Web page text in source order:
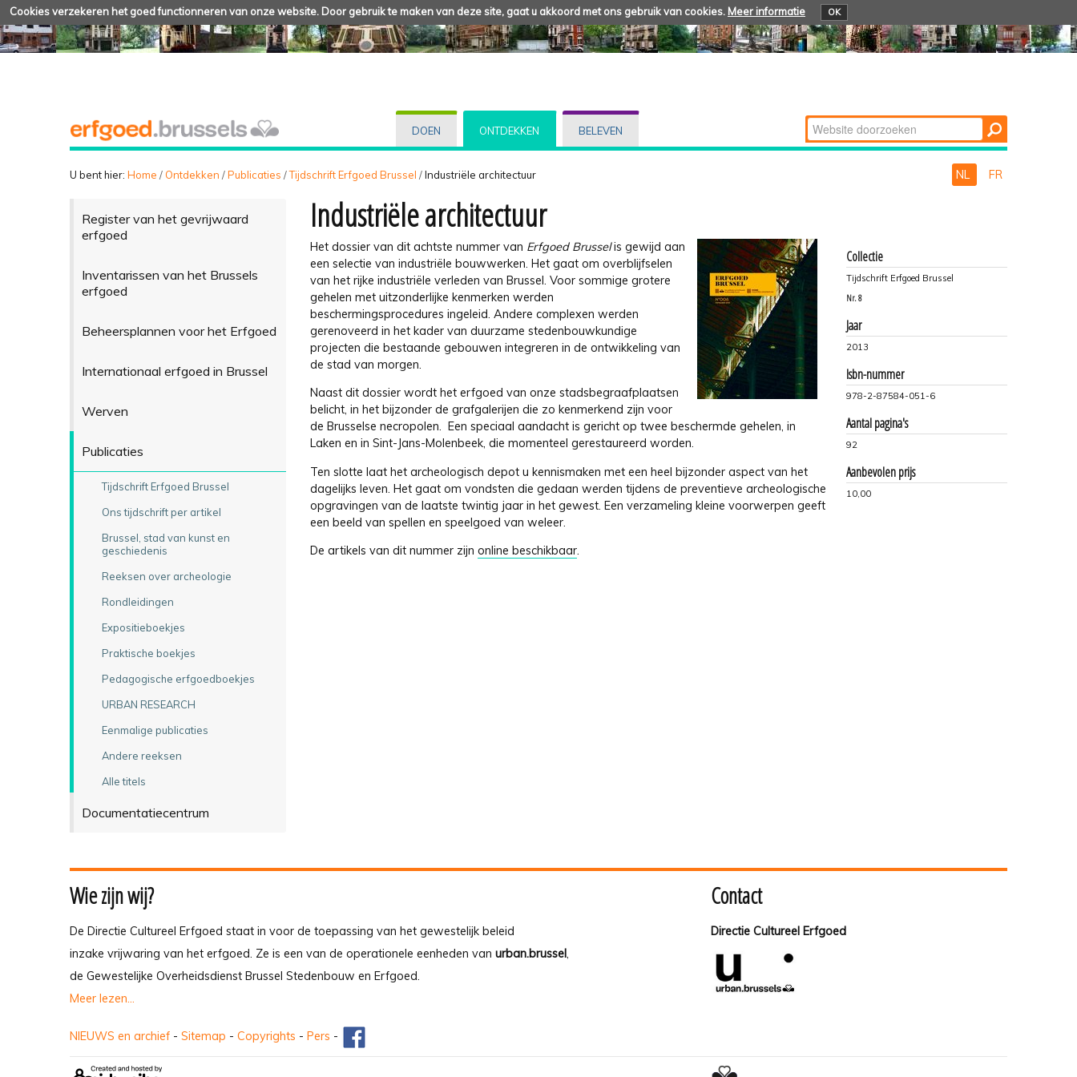
Cookies verzekeren het goed functionneren van onze website. Door gebruik te maken van deze site, gaat u akkoord met ons gebruik van cookies. Meer informatie OK
DOEN ONTDEKKEN BELEVEN Zoek
Geavanceerd
U bent hier: Home / Ontdekken /Publicaties /Tijdschrift Erfgoed Brussel /Industriële architectuur NL FR
Register van het gevrijwaard
erfgoed
Inventarissen van het Brussels
erfgoed
Beheersplannen voor het Erfgoed
Internationaal erfgoed in Brussel
Werven
Publicaties
Tijdschrift Erfgoed Brussel
Ons tijdschrift per artikel
Brussel, stad van kunst en
geschiedenis
Reeksen over archeologie
Rondleidingen
Expositieboekjes
Praktische boekjes
Pedagogische erfgoedboekjes
URBAN RESEARCH
Eenmalige publicaties
Andere reeksen
Alle titels
Documentatiecentrum
Industriële architectuur
Het dossier van dit achtste nummer van Erfgoed Brusselis gewijd aan
een selectie van industriële bouwwerken. Het gaat om overblijfselen
van het rijke industriële verleden van Brussel. Voor sommige grotere
gehelen met uitzonderlijke kenmerken werden
beschermingsprocedures ingeleid. Andere complexen werden
gerenoveerd in het kader van duurzame stedenbouwkundige
projecten die bestaande gebouwen integreren in de ontwikkeling van
de stad van morgen.
Naast dit dossier wordt het erfgoed van onze stadsbegraafplaatsen
belicht, in het bijzonder de grafgalerijen die zo kenmerkend zijn voor
de Brusselse necropolen. Een speciaal aandacht is gericht op twee beschermde gehelen, in
Laken en in Sint-Jans-Molenbeek, die momenteel gerestaureerd worden.
Ten slotte laat het archeologisch depot u kennismaken met een heel bijzonder aspect van het
dagelijks leven. Het gaat om vondsten die gedaan werden tijdens de preventieve archeologische
opgravingen van de laatste twintig jaar in het gewest. Een verzameling kleine voorwerpen geeft
een beeld van spellen en speelgoed van weleer.
De artikels van dit nummer zijn online beschikbaar.
Collectie
Tijdschrift Erfgoed Brussel
Nr. 8
Jaar
2013
Isbn-nummer
978-2-87584-051-6
Aantal pagina's
92
Aanbevolen prijs
10,00
Wie zijn wij?
De Directie Cultureel Erfgoed staat in voor de toepassing van het gewestelijk beleid
inzake vrijwaring van het erfgoed. Ze is een van de operationele eenheden van urban.brussel,
de Gewestelijke Overheidsdienst Brussel Stedenbouw en Erfgoed.
Meer lezen...
Contact
Directie Cultureel Erfgoed
NIEUWS en archief - Sitemap - Copyrights - Pers -